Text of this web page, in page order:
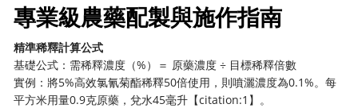
專業級農藥配製與施作指南
精準稀釋計算公式
基礎公式：需稀釋濃度（%）＝ 原藥濃度 ÷ 目標稀釋倍數
實例：將5%高效氯氰菊酯稀釋50倍使用，則噴灑濃度為0.1%。每
平方米用量0.9克原藥，兌水45毫升【citation:1】。